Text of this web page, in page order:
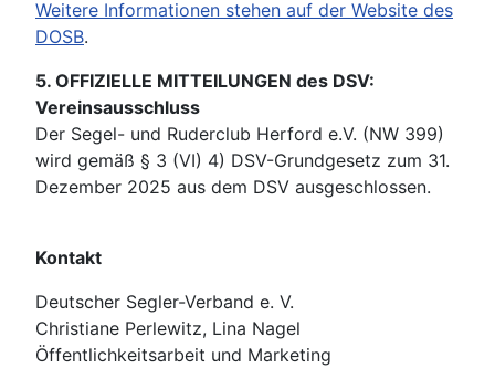
Weitere Informationen stehen auf der Website des
DOSB.
5. OFFIZIELLE MITTEILUNGEN des DSV:
Vereinsausschluss
Der Segel- und Ruderclub Herford e.V. (NW 399)
wird gemäß § 3 (VI) 4) DSV-Grundgesetz zum 31.
Dezember 2025 aus dem DSV ausgeschlossen.
Kontakt
Deutscher Segler-Verband e. V.
Christiane Perlewitz, Lina Nagel
Öffentlichkeitsarbeit und Marketing